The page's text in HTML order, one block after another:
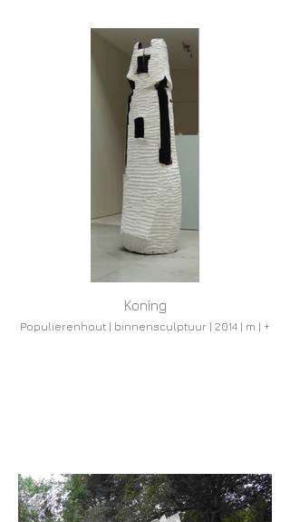
Koning
Populierenhout | binnensculptuur | 2014 | m | +